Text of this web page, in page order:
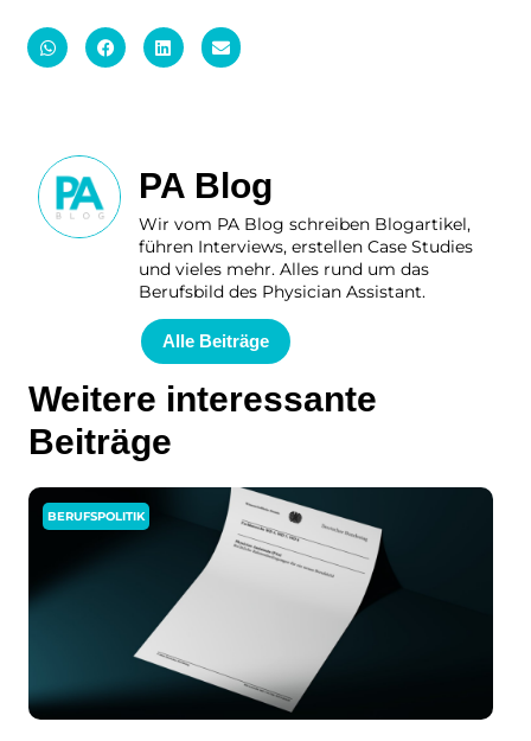
PA Blog
Wir vom PA Blog schreiben Blogartikel,
führen Interviews, erstellen Case Studies
und vieles mehr. Alles rund um das
Berufsbild des Physician Assistant.
Alle Beiträge
Weitere interessante
Beiträge
BERUFSPOLITIK